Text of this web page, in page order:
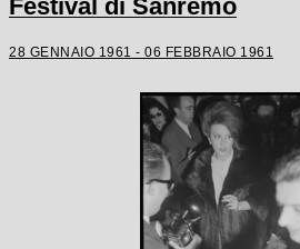
Festival di Sanremo
28 GENNAIO 1961 - 06 FEBBRAIO 1961